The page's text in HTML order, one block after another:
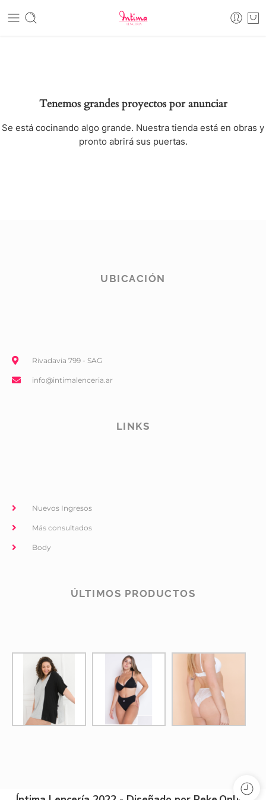
Tenemos grandes proyectos por anunciar
Se está cocinando algo grande. Nuestra tienda está en obras y
pronto abrirá sus puertas.
UBICACIÓN
Rivadavia 799 - SAG
info@intimalenceria.ar
LINKS
Nuevos Ingresos
Más consultados
Body
ÚLTIMOS PRODUCTOS